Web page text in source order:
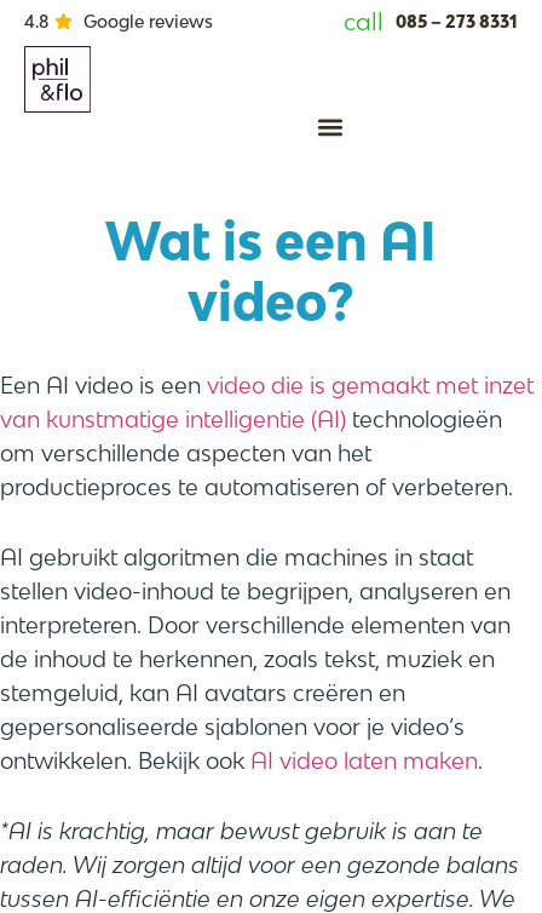
4.8 Google reviews call 085 – 273 8331
Wat is een AI
video?
Een AI video is een video die is gemaakt met inzet
van kunstmatige intelligentie (AI) technologieën
om verschillende aspecten van het
productieproces te automatiseren of verbeteren.
AI gebruikt algoritmen die machines in staat
stellen video-inhoud te begrijpen, analyseren en
interpreteren. Door verschillende elementen van
de inhoud te herkennen, zoals tekst, muziek en
stemgeluid, kan AI avatars creëren en
gepersonaliseerde sjablonen voor je video’s
ontwikkelen. Bekijk ook AI video laten maken.
*AI is krachtig, maar bewust gebruik is aan te
raden. Wij zorgen altijd voor een gezonde balans
tussen AI-efficiëntie en onze eigen expertise. We